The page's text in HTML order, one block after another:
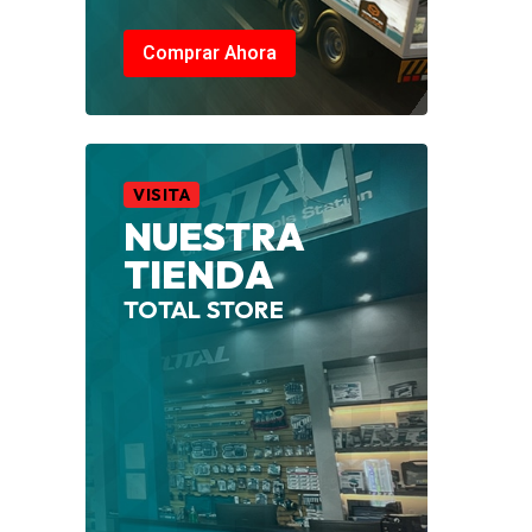
Comprar Ahora
VISITA
NUESTRA
TIENDA
TOTAL STORE